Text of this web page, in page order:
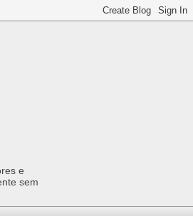
e
sem